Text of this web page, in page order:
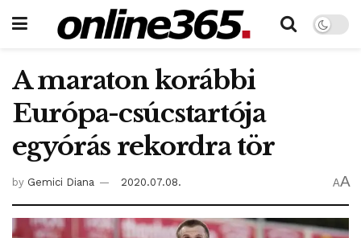
A maraton korábbi
Európa-csúcstartója
egyórás rekordra tör
by Gemici Diana 2020.07.08. AA